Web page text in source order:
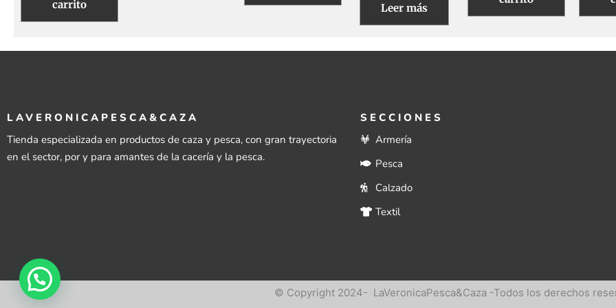
carrito
Leer más
LAVERONICAPESCA&CAZA
Tienda especializada en productos de caza y pesca, con gran trayectoria
en el sector, por y para amantes de la cacería y la pesca.
SECCIONES
Armería
Pesca
Calzado
Textil
© Copyright 2024- LaVeronicaPesca&Caza -Todos los derechos
© Copyright 2024- LaVeronicaPesca&Caza -Todos los derechos